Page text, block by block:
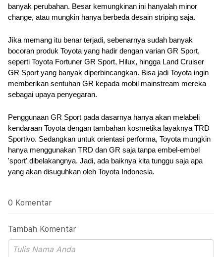
banyak perubahan. Besar kemungkinan ini hanyalah minor
change, atau mungkin hanya berbeda desain striping saja.
Jika memang itu benar terjadi, sebenarnya sudah banyak
bocoran produk Toyota yang hadir dengan varian GR Sport,
seperti Toyota Fortuner GR Sport, Hilux, hingga Land Cruiser
GR Sport yang banyak diperbincangkan. Bisa jadi Toyota ingin
memberikan sentuhan GR kepada mobil mainstream mereka
sebagai upaya penyegaran.
Penggunaan GR Sport pada dasarnya hanya akan melabeli
kendaraan Toyota dengan tambahan kosmetika layaknya TRD
Sportivo. Sedangkan untuk orientasi performa, Toyota mungkin
hanya menggunakan TRD dan GR saja tanpa embel-embel
'sport' dibelakangnya. Jadi, ada baiknya kita tunggu saja apa
yang akan disuguhkan oleh Toyota Indonesia.
0 Komentar
Tambah Komentar